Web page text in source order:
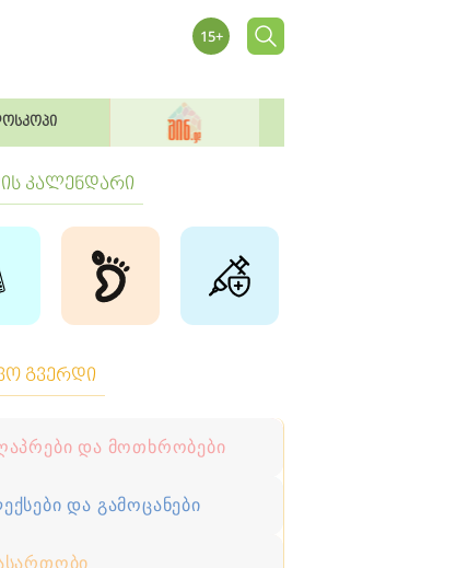
კალენდარი
გვერდი
და მოთხრობები
და გამოცანები